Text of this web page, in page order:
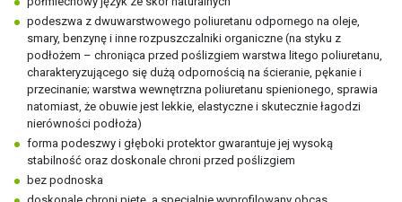
podeszwa z dwuwarstwowego poliuretanu odpornego na oleje,
smary, benzynę i inne rozpuszczalniki organiczne (na styku z
podłożem – chroniąca przed poślizgiem warstwa litego poliuretanu,
charakteryzującego się dużą odpornością na ścieranie, pękanie i
przecinanie; warstwa wewnętrzna poliuretanu spienionego, sprawia
natomiast, że obuwie jest lekkie, elastyczne i skutecznie łagodzi
nierówności podłoża)
forma podeszwy i głęboki protektor gwarantuje jej wysoką
stabilność oraz doskonale chroni przed poślizgiem
bez podnoska